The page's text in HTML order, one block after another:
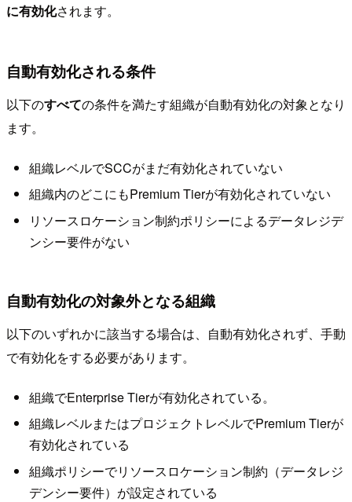
に有効化されます。
自動有効化される条件
以下のすべての条件を満たす組織が自動有効化の対象となり
ます。
組織レベルでSCCがまだ有効化されていない
組織内のどこにもPremium Tierが有効化されていない
リソースロケーション制約ポリシーによるデータレジデ
ンシー要件がない
自動有効化の対象外となる組織
以下のいずれかに該当する場合は、自動有効化されず、手動
で有効化をする必要があります。
組織でEnterprise Tierが有効化されている。
組織レベルまたはプロジェクトレベルでPremium Tierが
有効化されている
組織ポリシーでリソースロケーション制約（データレジ
デンシー要件）が設定されている